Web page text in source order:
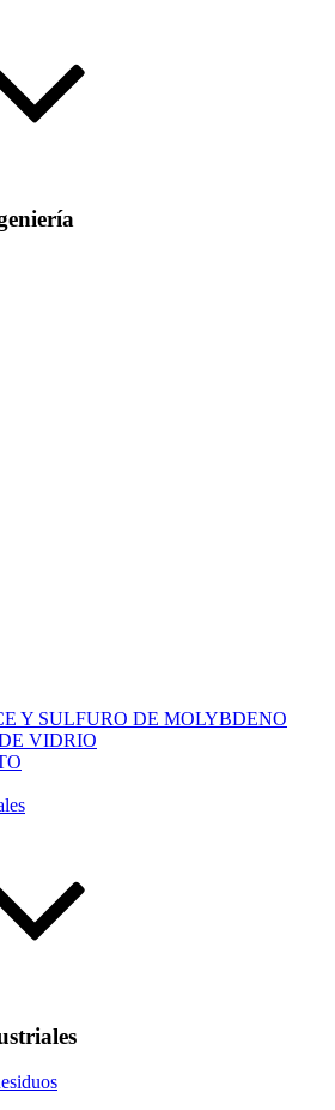
Y SULFURO DE MOLYBDENO
VIDRIO